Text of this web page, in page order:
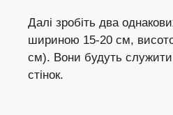
Далі зробіть два
шириною 15-20 см,
см). Вони будуть служити
стінок.